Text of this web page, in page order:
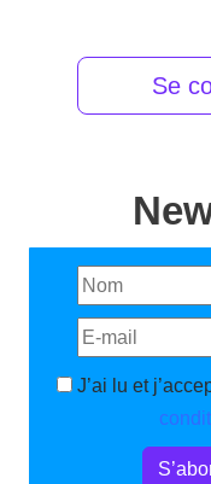
Se
J’ai lu et